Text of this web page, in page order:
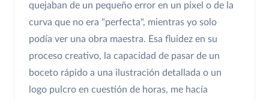
quejaban de un pequeño error en un pixel o de la
curva que no era "perfecta", mientras yo solo
podía ver una obra maestra. Esa fluidez en su
proceso creativo, la capacidad de pasar de un
boceto rápido a una ilustración detallada o un
logo pulcro en cuestión de horas, me hacía